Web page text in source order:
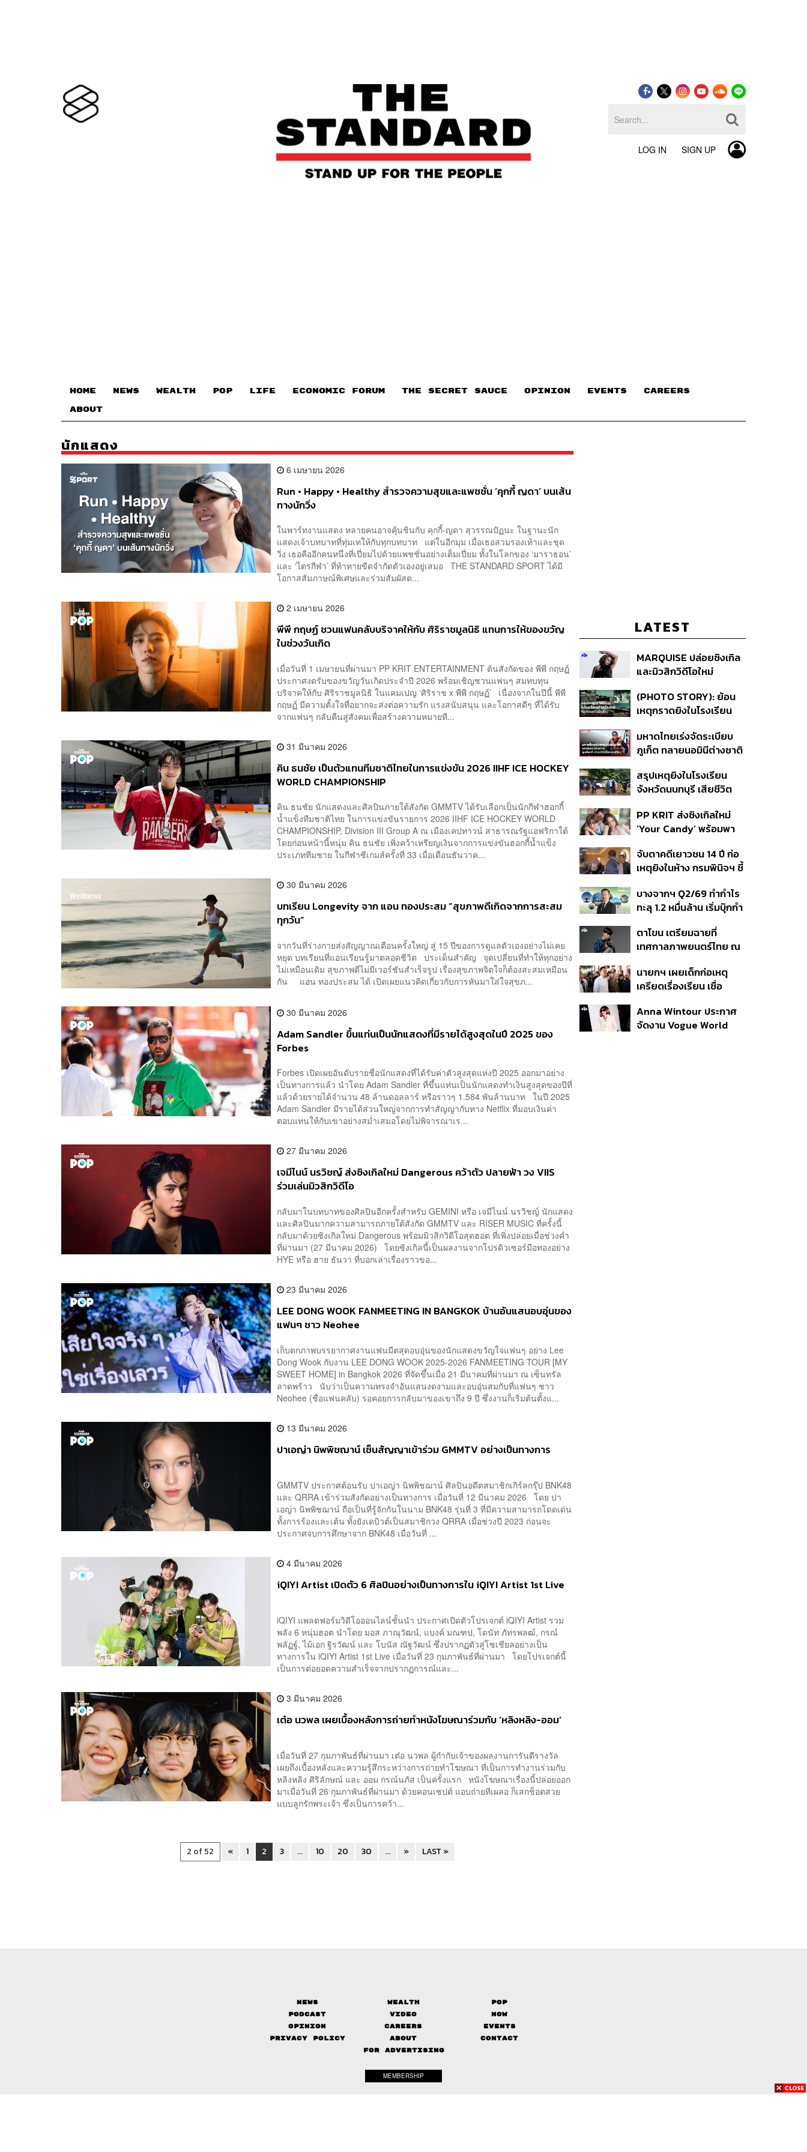
LOG IN SIGN UP
HOME NEWS WEALTH POP LIFE ECONOMIC FORUM THE SECRET SAUCE​ OPINION EVENTS CAREERS
ABOUT
นักแสดง
6 เมษายน 2026
Run • Happy • Healthy สำรวจความสุขและแพชชั่น ‘คุกกี้ ญดา’ บนเส้น
ทางนักวิ่ง
ในพาร์ทงานแสดง หลายคนอาจคุ้นชินกับ คุกกี้-ญดา สุวรรณปัฏนะ ในฐานะนัก
แสดงเจ้าบทบาทที่ทุ่มเทให้กับทุกบทบาท แต่ในอีกมุม เมื่อเธอสวมรองเท้าและชุด
วิ่ง เธอคืออีกคนหนึ่งที่เปี่ยมไปด้วยแพชชั่นอย่างเต็มเปี่ยม ทั้งในโลกของ ‘มาราธอน’
และ ‘ไตรกีฬา’ ที่ท้าทายขีดจำกัดตัวเองอยู่เสมอ THE STANDARD SPORT ได้มี
โอกาสสัมภาษณ์พิเศษและร่วมสัมผัสต...
2 เมษายน 2026
พีพี กฤษฏ์ ชวนแฟนคลับบริจาคให้กับ ศิริราชมูลนิธิ แทนการให้ของขวัญ
ในช่วงวันเกิด
เมื่อวันที่ 1 เมษายนที่ผ่านมา PP KRIT ENTERTAINMENT ต้นสังกัดของ พีพี กฤษฏ์
ประกาศงดรับของขวัญวันเกิดประจำปี 2026 พร้อมเชิญชวนแฟนๆ สมทบทุน
บริจาคให้กับ ศิริราชมูลนิธิ ในแคมเปญ ‘ศิริราช x พีพี กฤษฏ์’ เนื่องจากในปีนี้ พีพี
กฤษฏ์ มีความตั้งใจที่อยากจะส่งต่อความรัก แรงสนับสนุน และโอกาสดีๆ ที่ได้รับ
จากแฟนๆ กลับคืนสู่สังคมเพื่อสร้างความหมายที...
31 มีนาคม 2026
คิน ธนชัย เป็นตัวแทนทีมชาติไทยในการแข่งขัน 2026 IIHF ICE HOCKEY
WORLD CHAMPIONSHIP
คิน ธนชัย นักแสดงและศิลปินภายใต้สังกัด GMMTV ได้รับเลือกเป็นนักกีฬาฮอกกี้
น้ำแข็งทีมชาติไทย ในการแข่งขันรายการ 2026 IIHF ICE HOCKEY WORLD
CHAMPIONSHIP, Division III Group A ณ เมืองเคปทาวน์ สาธารณรัฐแอฟริกาใต้
โดยก่อนหน้านี้หนุ่ม คิน ธนชัย เพิ่งคว้าเหรียญเงินจากการแข่งขันฮอกกี้น้ำแข็ง
ประเภททีมชาย ในกีฬาซีเกมส์ครั้งที่ 33 เมื่อเดือนธันวาค...
30 มีนาคม 2026
บทเรียน Longevity จาก แอน ทองประสม “สุขภาพดีเกิดจากการสะสม
ทุกวัน”
จากวันที่ร่างกายส่งสัญญาณเตือนครั้งใหญ่ สู่ 15 ปีของการดูแลตัวเองอย่างไม่เคย
หยุด บทเรียนที่แอนเรียนรู้มาตลอดชีวิต ประเด็นสำคัญ จุดเปลี่ยนที่ทำให้ทุกอย่าง
ไม่เหมือนเดิม สุขภาพดีไม่มีเวอร์ชันสำเร็จรูป เรื่องสุขภาพจิตใจก็ต้องสะสมเหมือน
กัน แอน ทองประสม ได้ เปิดเผยแนวคิดเกี่ยวกับการหันมาใส่ใจสุขภ...
30 มีนาคม 2026
Adam Sandler ขึ้นแท่นเป็นนักแสดงที่มีรายได้สูงสุดในปี 2025 ของ
Forbes
Forbes เปิดเผยอันดับรายชื่อนักแสดงที่ได้รับค่าตัวสูงสุดแห่งปี 2025 ออกมาอย่าง
เป็นทางการแล้ว นำโดย Adam Sandler ที่ขึ้นแท่นเป็นนักแสดงทำเงินสูงสุดของปีที่
แล้วด้วยรายได้จำนวน 48 ล้านดอลลาร์ หรือราวๆ 1.584 พันล้านบาท ในปี 2025
Adam Sandler มีรายได้ส่วนใหญ่จากการทำสัญญากับทาง Netflix ที่มอบเงินค่า
ตอบแทนให้กับเขาอย่างสม่ำเสมอโดยไม่พิจารณาเร...
27 มีนาคม 2026
เจมีไนน์ นรวิชญ์ ส่งซิงเกิลใหม่ Dangerous คว้าตัว ปลายฟ้า วง VIIS
ร่วมเล่นมิวสิกวิดีโอ
กลับมาในบทบาทของศิลปินอีกครั้งสำหรับ GEMINI หรือ เจมีไนน์ นรวิชญ์ นักแสดง
และศิลปินมากความสามารถภายใต้สังกัด GMMTV และ RISER MUSIC ที่ครั้งนี้
กลับมาด้วยซิงเกิลใหม่ Dangerous พร้อมมิวสิกวิดีโอสุดฮอต ที่เพิ่งปล่อยเมื่อช่วงค่ำ
ที่ผ่านมา (27 มีนาคม 2026) โดยซิงเกิลนี้เป็นผลงานจากโปรดิวเซอร์มือทองอย่าง
HYE หรือ ฮาย ธันวา ที่บอกเล่าเรื่องราวขอ...
23 มีนาคม 2026
LEE DONG WOOK FANMEETING IN BANGKOK บ้านอันแสนอบอุ่นของ
แฟนๆ ชาว Neohee
เก็บตกภาพบรรยากาศงานแฟนมีตสุดอบอุ่นของนักแสดงขวัญใจแฟนๆ อย่าง Lee
Dong Wook กับงาน LEE DONG WOOK 2025-2026 FANMEETING TOUR [MY
SWEET HOME] in Bangkok 2026 ที่จัดขึ้นเมื่อ 21 มีนาคมที่ผ่านมา ณ เซ็นทรัล
ลาดพร้าว นับว่าเป็นความทรงจำอันแสนงดงามและอบอุ่นสมกับที่แฟนๆ ชาว
Neohee (ชื่อแฟนคลับ) รอคอยการกลับมาของเขาถึง 9 ปี ซึ่งงานก็เริ่มต้นตั้งแ...
13 มีนาคม 2026
ปาเอญ่า นิพพิชฌาน์ เซ็นสัญญาเข้าร่วม GMMTV อย่างเป็นทางการ
GMMTV ประกาศต้อนรับ ปาเอญ่า นิพพิชฌาน์ ศิลปินอดีตสมาชิกเกิร์ลกรุ๊ป BNK48
และ QRRA เข้าร่วมสังกัดอย่างเป็นทางการ เมื่อวันที่ 12 มีนาคม 2026 โดย ปา
เอญ่า นิพพิชฌาน์ ถือเป็นที่รู้จักกันในนาม BNK48 รุ่นที่ 3 ที่มีความสามารถโดดเด่น
ทั้งการร้องและเต้น ทั้งยังเดบิวต์เป็นสมาชิกวง QRRA เมื่อช่วงปี 2023 ก่อนจะ
ประกาศจบการศึกษาจาก BNK48 เมื่อวันที่ ...
4 มีนาคม 2026
iQIYI Artist เปิดตัว 6 ศิลปินอย่างเป็นทางการใน iQIYI Artist 1st Live
iQIYI แพลตฟอร์มวิดีโอออนไลน์ชั้นนำ ประกาศเปิดตัวโปรเจกต์ iQIYI Artist รวม
พลัง 6 หนุ่มฮอต นำโดย มอส ภาณุวัฒน์, แบงค์ มณฑป, โดนัท ภัทรพลฒ์, กรณ์
พลัฏฐ์, ไม้เอก ฐิรวัฒน์ และ โบนัส ณัฐวัฒน์ ซึ่งปรากฏตัวสู่โซเชียลอย่างเป็น
ทางการใน iQIYI Artist 1st Live เมื่อวันที่ 23 กุมภาพันธ์ที่ผ่านมา โดยโปรเจกต์นี้
เป็นการต่อยอดความสำเร็จจากปรากฏการณ์และ...
3 มีนาคม 2026
เต๋อ นวพล เผยเบื้องหลังการถ่ายทำหนังโฆษณาร่วมกับ ‘หลิงหลิง-ออม’
เมื่อวันที่ 27 กุมภาพันธ์ที่ผ่านมา เต๋อ นวพล ผู้กำกับเจ้าของผลงานการันตีรางวัล
เผยถึงเบื้องหลังและความรู้สึกระหว่างการถ่ายทำโฆษณา ที่เป็นการทำงานร่วมกับ
หลิงหลิง ศิริลักษณ์ และ ออม กรณ์นภัส เป็นครั้งแรก หนังโฆษณาเรื่องนี้ปล่อยออก
มาเมื่อวันที่ 26 กุมภาพันธ์ที่ผ่านมา ด้วยคอนเซปต์ แอบถ่ายทีเผลอ ก็เสกช็อตสวย
แบบลูกรักพระเจ้า ซึ่งเป็นการคว้า...
2 of 52 « 1 2 3 ... 10 20 30 ... » LAST »
LATEST
MARQUISE ปล่อยซิงเกิล
และมิวสิกวิดีโอใหม่
สัมพันธ์สุด Toxic
(PHOTO STORY): ย้อน
เหตุกราดยิงในโรงเรียน
นักเรียน
มหาดไทยเร่งจัดระเบียบ
ภูเก็ต ทลายนอมินีต่างชาติ
ที่ดิน เคลียร์ใบอนุญาต
โรงแรมค้าง 7 ปี
สรุปเหตุยิงในโรงเรียน
จังหวัดนนทบุรี เสียชีวิต
ปมค้นประวัติคดีกราดยิงที่
สหรัฐฯ
PP KRIT ส่งซิงเกิลใหม่
‘Your Candy’ พร้อมพา
สิกวิดีโอ
จับตาคดีเยาวชน 14 ปี ก่อ
เหตุยิงในห้าง กรมพินิจฯ ชี้
เนื่อง ประเมินปล่อยตัว
บางจากฯ Q2/69 ทำกำไร
ทะลุ 1.2 หมื่นล้าน เริ่มบุ๊กกำ
แรก หนุนรายได้ครึ่งปีทะลุ
3.2 แสนล้าน
ตาโขน เตรียมฉายที่
เทศกาลภาพยนตร์ไทย ณ
นายกฯ เผยเด็กก่อเหตุ
เครียดเรื่องเรียน เชื่อ
กระสุนอีกกว่า 30 นัด หาก
ไม่จบชีวิตตัวเองอาจสูญ
Anna Wintour ประกาศ
จัดงาน Vogue World
News Wealth
Pop
Podcast
Video
Now
Opinion
Careers
Events
Privacy Policy
About
Contact
FOR ADVERTISING
MEMBERSHIP